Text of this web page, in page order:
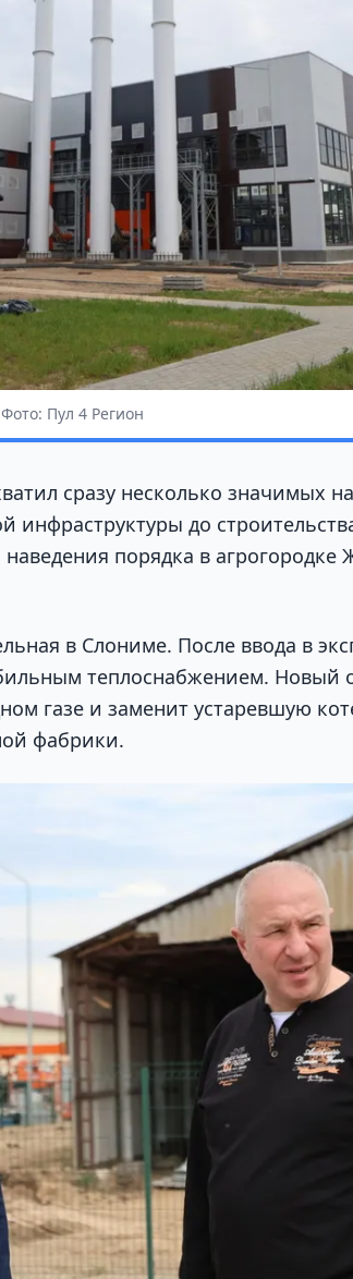
Фото: Пул 4 Регион
сразу несколько значимых
до
порядка в агрогородке
в Слониме. После ввода в
теплоснабжением. Новый
газе и заменит устаревшую
фабрики.